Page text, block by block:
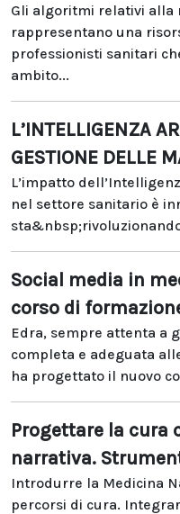
Gli algoritmi relativi alla
rappresentano una
professionisti sanitari
ambito...
L’INTELLIGENZA
GESTIONE DELLE
L’impatto
nel settore sanitario è
Social media in
corso di
Edra, sempre attenta a
completa e adeguata
ha progettato il nuovo
Progettare la cura
narrativa.
Introdurre la Medicina
percorsi di cura.